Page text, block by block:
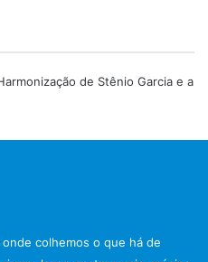
de Stênio Garcia e a
colhemos o que há de